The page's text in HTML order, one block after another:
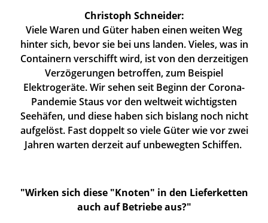
Christoph Schneider:
Viele Waren und Güter haben einen weiten Weg
hinter sich, bevor sie bei uns landen. Vieles, was in
Containern verschifft wird, ist von den derzeitigen
Verzögerungen betroffen, zum Beispiel
Elektrogeräte. Wir sehen seit Beginn der Corona-
Pandemie Staus vor den weltweit wichtigsten
Seehäfen, und diese haben sich bislang noch nicht
aufgelöst. Fast doppelt so viele Güter wie vor zwei
Jahren warten derzeit auf unbewegten Schiffen.
"Wirken sich diese "Knoten" in den Lieferketten
auch auf Betriebe aus?"